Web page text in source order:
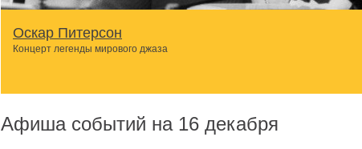
Оскар Питерсон
Концерт легенды мирового джаза
Афиша событий на 16 декабря